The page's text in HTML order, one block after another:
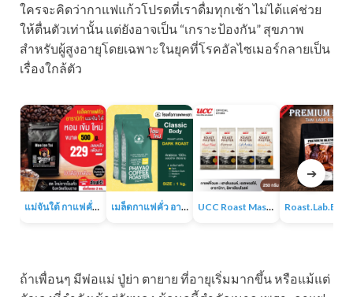
ใครจะคิดว่ากาแฟแก้วโปรดที่เราดื่มทุกเช้า ไม่ได้แค่ช่วย
ให้ตื่นตัวเท่านั้น แต่ยังอาจเป็น “เกราะป้องกัน” สุขภาพ
สำหรับผู้สูงอายุโดยเฉพาะในยุคที่โรคอัลไซเมอร์กลายเป็น
เรื่องใกล้ตัว
แม่จันใต้ กาแฟคั่ว หอม เข้ม เมล็ดกาแฟคั่ว อาราบิก้า 100% 1KG UCC Roast Master กาแฟคั่วบด 250 ก.
➔
ถ้าเพื่อนๆ มีพ่อแม่ ปู่ย่า ตายาย ที่อายุเริ่มมากขึ้น หรือแม้แต่